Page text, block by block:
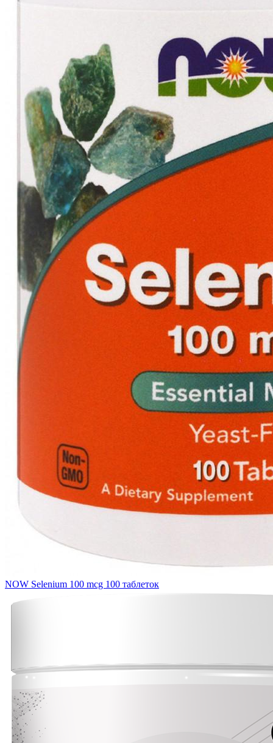
NOW Selenium 100 mcg 100 таблеток